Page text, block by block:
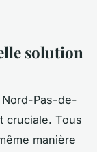
solution
Pas-de-
cruciale. Tous
manière